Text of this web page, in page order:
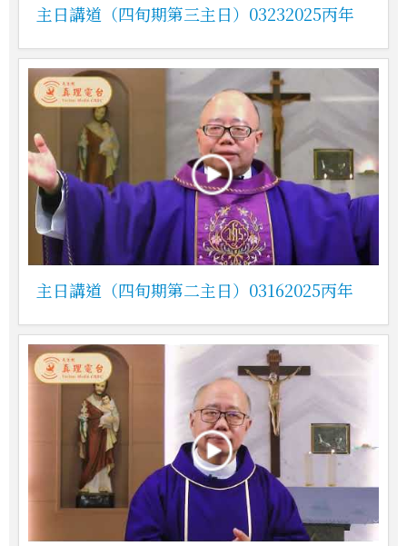
主日講道（四旬期第三主日）03232025丙年
主日講道（四旬期第二主日）03162025丙年